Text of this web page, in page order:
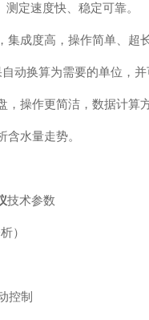
定速度快、稳定可靠。
集成度高，操作简单、超
动换算为需要的单位，并
，操作更简洁，数据计算
含水量走势。
技术参数
）
控制